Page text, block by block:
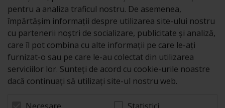
pentru a analiza traficul nostru. De asemenea,
împărtășim informații despre utilizarea site-ului nostru
cu partenerii noștri de socializare, publicitate și analiză,
care îl pot combina cu alte informații pe care le-ați
furnizat-o sau pe care le-au colectat din utilizarea
serviciilor lor. Sunteți de acord cu cookie-urile noastre
dacă continuați să utilizați site-ul nostru web.
Statistici